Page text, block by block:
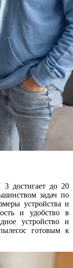
достигает до 20
задач по
устройства и
и удобство в
устройство и
готовым к